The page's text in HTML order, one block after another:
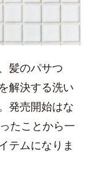
髪のパサつ
解決する洗い
発売開始はな
たことから一
テムになりま